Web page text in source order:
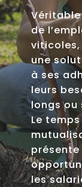
de
viticoles,
une
à ses
leurs
longs ou
Le
présente
les